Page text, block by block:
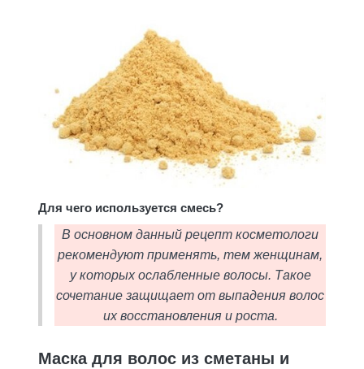
Для чего используется смесь?
В основном данный рецепт косметологи
рекомендуют применять, тем женщинам,
у которых ослабленные волосы. Такое
сочетание защищает от выпадения волос
их восстановления и роста.
Маска для волос из сметаны и